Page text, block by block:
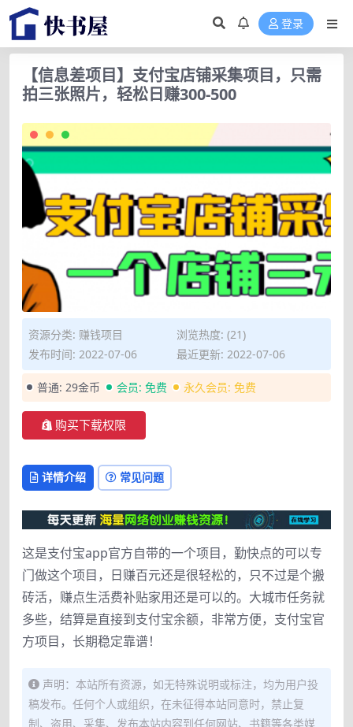
登录
【信息差项目】支付宝店铺采集项目，只需
拍三张照片，轻松日赚300-500
资源分类: 赚钱项目
浏览热度: (21)
发布时间: 2022-07-06
最近更新: 2022-07-06
普通: 29金币 会员: 免费 永久会员: 免费
购买下载权限
详情介绍 常见问题
这是支付宝app官方自带的一个项目，勤快点的可以专
门做这个项目，日赚百元还是很轻松的，只不过是个搬
砖活，赚点生活费补贴家用还是可以的。大城市任务就
多些，结算是直接到支付宝余额，非常方便，支付宝官
方项目，长期稳定靠谱！
声明：本站所有资源，如无特殊说明或标注，均为用户投
稿发布。任何个人或组织，在未征得本站同意时，禁止复
制、盗用、采集、发布本站内容到任何网站、书籍等各类媒